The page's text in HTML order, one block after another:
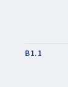
B1.1